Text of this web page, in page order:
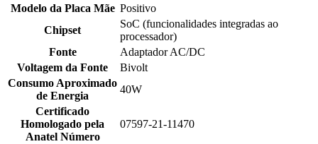
Modelo da Placa Mãe Positivo
Chipset
SoC (funcionalidades integradas ao
processador)
Fonte
Adaptador AC/DC
Voltagem da Fonte
Bivolt
Consumo Aproximado
de Energia
40W
Certificado
Homologado pela
Anatel Número
07597-21-11470